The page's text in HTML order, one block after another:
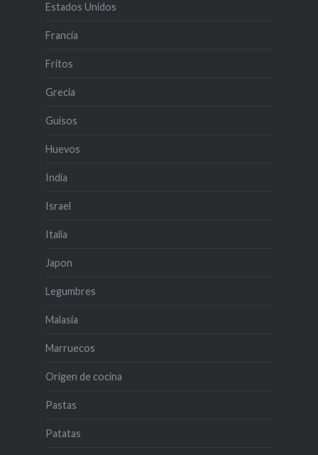
Estados Unidos
Francia
Fritos
Grecia
Guisos
Huevos
India
Israel
Italia
Japon
Legumbres
Malasia
Marruecos
Origen de cocina
Pastas
Patatas